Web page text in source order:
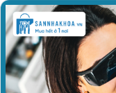
không thể thiếu. Bài
dài ống tủy để đưa lựa